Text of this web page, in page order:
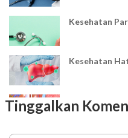
Kesehatan
Kesehatan
Kesehatan
Tinggalkan